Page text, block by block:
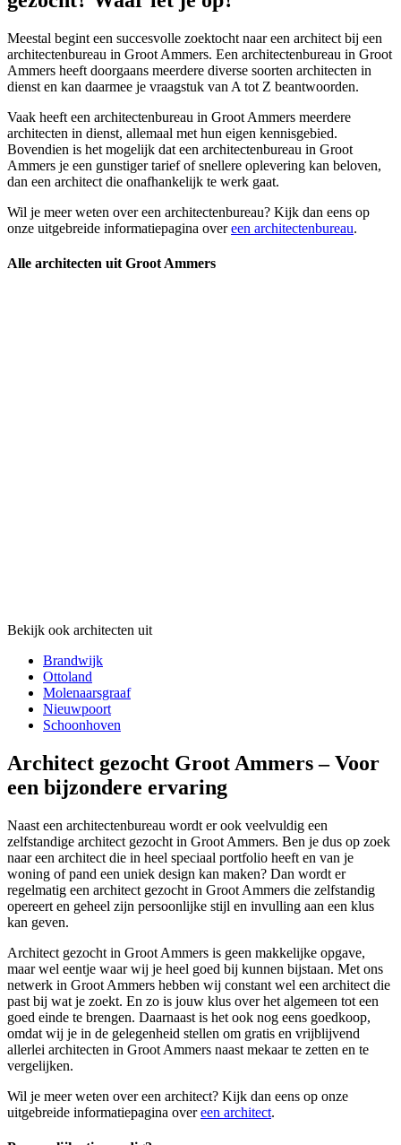
Meestal begint een succesvolle zoektocht naar een architect bij een
architectenbureau in Groot Ammers. Een architectenbureau in Groot
Ammers heeft doorgaans meerdere diverse soorten architecten in
dienst en kan daarmee je vraagstuk van A tot Z beantwoorden.
Vaak heeft een architectenbureau in Groot Ammers meerdere
architecten in dienst, allemaal met hun eigen kennisgebied.
Bovendien is het mogelijk dat een architectenbureau in Groot
Ammers je een gunstiger tarief of snellere oplevering kan beloven,
dan een architect die onafhankelijk te werk gaat.
Wil je meer weten over een architectenbureau? Kijk dan eens op
onze uitgebreide informatiepagina overeen architectenbureau.
Alle architecten uit Groot Ammers
Bekijk ook architecten uit
Brandwijk
Ottoland
Molenaarsgraaf
Nieuwpoort
Schoonhoven
Architect gezocht Groot Ammers – Voor
een bijzondere ervaring
Naast een architectenbureau wordt er ook veelvuldig een
zelfstandige architect gezocht in Groot Ammers. Ben je dus op zoek
naar een architect die in heel speciaal portfolio heeft en van je
woning of pand een uniek design kan maken? Dan wordt er
regelmatig een architect gezocht in Groot Ammers die zelfstandig
opereert en geheel zijn persoonlijke stijl en invulling aan een klus
kan geven.
Architect gezocht in Groot Ammers is geen makkelijke opgave,
maar wel eentje waar wij je heel goed bij kunnen bijstaan. Met ons
netwerk in Groot Ammers hebben wij constant wel een architect die
past bij wat je zoekt. En zo is jouw klus over het algemeen tot een
goed einde te brengen. Daarnaast is het ook nog eens goedkoop,
omdat wij je in de gelegenheid stellen om gratis en vrijblijvend
allerlei architecten in Groot Ammers naast mekaar te zetten en te
vergelijken.
Wil je meer weten over een architect? Kijk dan eens op onze
uitgebreide informatiepagina overeen architect.